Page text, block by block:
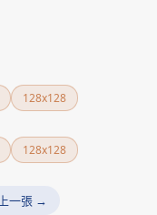
128x128
128x128
上一張 →